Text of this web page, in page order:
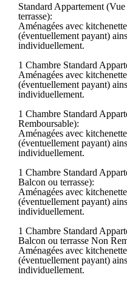
Standard Appartement
terrasse):
Aménagées avec
(éventuellement payant)
individuellement.
1 Chambre Standard
Aménagées avec
(éventuellement payant)
individuellement.
1 Chambre Standard
Remboursable):
Aménagées avec
(éventuellement payant)
individuellement.
1 Chambre Standard
Balcon ou terrasse):
Aménagées avec
(éventuellement payant)
individuellement.
1 Chambre Standard
Balcon ou terrasse Non
Aménagées avec
(éventuellement payant)
individuellement.